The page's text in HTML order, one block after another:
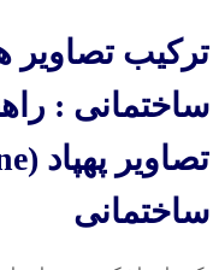
ترکیب تصاویر
ساختمانی :
ساختمانی